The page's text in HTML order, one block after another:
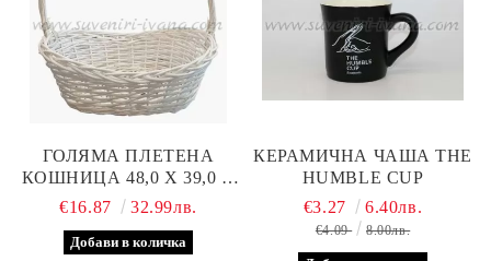
ГОЛЯМА ПЛЕТЕНА
КОШНИЦА 48,0 Х 39,0 Х
43,0 СМ
€16.87 32.99лв.
КЕРАМИЧНА ЧАША THE
HUMBLE CUP
€3.27 6.40лв.
€4.09 8.00лв.